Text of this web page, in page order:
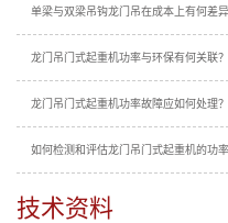
单梁与双梁吊钩龙门吊在成本上有何差
龙门吊门式起重机功率与环保有何关联？
龙门吊门式起重机功率故障应如何处理？
如何检测和评估龙门吊门式起重机的功率
技术资料